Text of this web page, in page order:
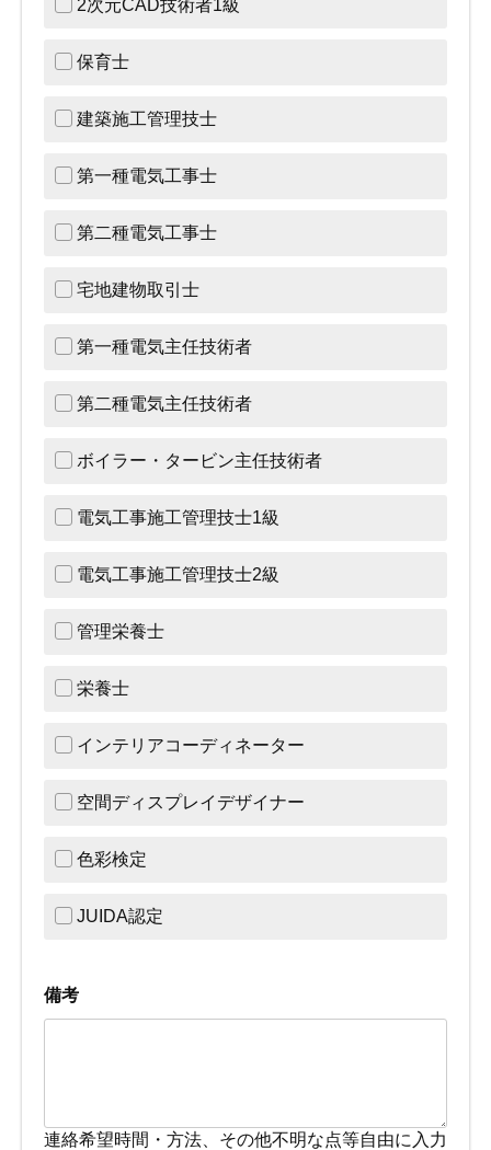
2次元CAD技術者1級
保育士
建築施工管理技士
第一種電気工事士
第二種電気工事士
宅地建物取引士
第一種電気主任技術者
第二種電気主任技術者
ボイラー・タービン主任技術者
電気工事施工管理技士1級
電気工事施工管理技士2級
管理栄養士
栄養士
インテリアコーディネーター
空間ディスプレイデザイナー
色彩検定
JUIDA認定
備考
連絡希望時間・方法、その他不明な点等自由に入力